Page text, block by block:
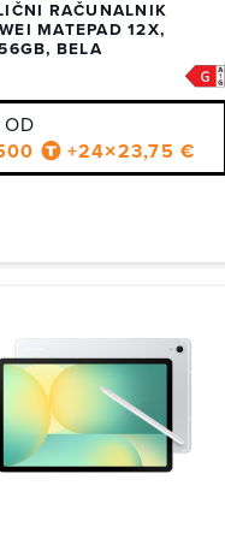
omogočajo celodnevno
ki ne potrebujejo interneta.
pri posameznem izdelku.
RAČUNALNIK
MATEPAD 12X,
BELA
OD
+24×23,75 €